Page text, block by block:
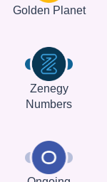
Golden Planet
Zenegy
Numbers